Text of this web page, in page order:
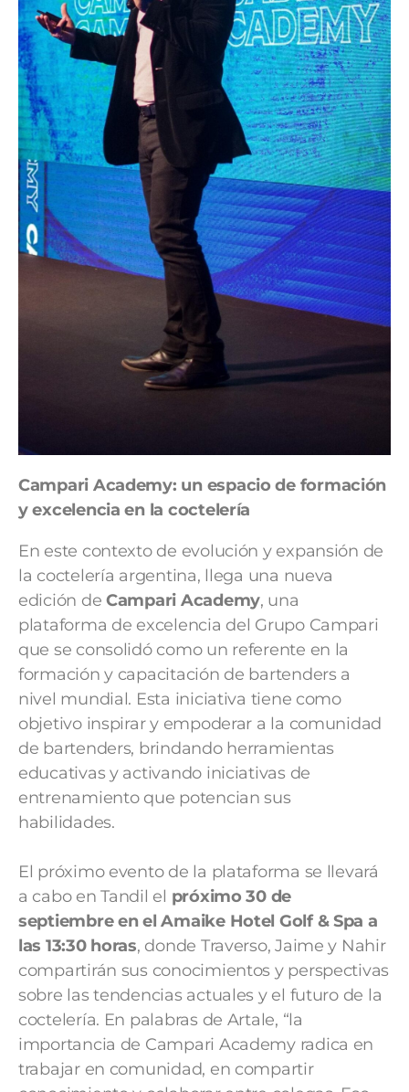
Campari Academy: un espacio de formación
y excelencia en la coctelería
En este contexto de evolución y expansión de
la coctelería argentina, llega una nueva
edición deCampari Academy, una
plataforma de excelencia del Grupo Campari
que se consolidó como un referente en la
formación y capacitación de bartenders a
nivel mundial. Esta iniciativa tiene como
objetivo inspirar y empoderar a la comunidad
de bartenders, brindando herramientas
educativas y activando iniciativas de
entrenamiento que potencian sus
habilidades.
El próximo evento de la plataforma se llevará
a cabo en Tandil el próximo 30 de
septiembre en el Amaike Hotel Golf & Spa a
las 13:30 horas, donde Traverso, Jaime y Nahir
compartirán sus conocimientos y perspectivas
sobre las tendencias actuales y el futuro de la
coctelería. En palabras de Artale, “la
importancia de Campari Academy radica en
trabajar en comunidad, en compartir